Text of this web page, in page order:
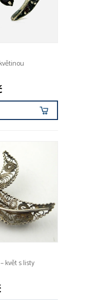
květ s listy